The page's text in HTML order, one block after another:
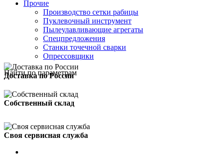
Прочие
Производство сетки рабицы
Пуклевочный инструмент
Пылеулавливающие агрегаты
Спецпредложения
Станки точечной сварки
Опрессовщики
Найти по параметрам
Доставка по России
Собственный склад
Своя сервисная служба